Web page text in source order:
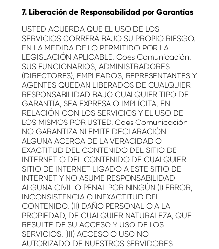
7. Liberación de Responsabilidad por Garantías
USTED ACUERDA QUE EL USO DE LOS
SERVICIOS CORRERÁ BAJO SU PROPIO RIESGO.
EN LA MEDIDA DE LO PERMITIDO POR LA
LEGISLACIÓN APLICABLE, Coes Comunicación,
SUS FUNCIONARIOS, ADMINISTRADORES
(DIRECTORES), EMPLEADOS, REPRESENTANTES Y
AGENTES QUEDAN LIBERADOS DE CUALQUIER
RESPONSABILIDAD BAJO CUALQUIER TIPO DE
GARANTÍA, SEA EXPRESA O IMPLÍCITA, EN
RELACIÓN CON LOS SERVICIOS Y EL USO DE
LOS MISMOS POR USTED. Coes Comunicación
NO GARANTIZA NI EMITE DECLARACIÓN
ALGUNA ACERCA DE LA VERACIDAD O
EXACTITUD DEL CONTENIDO DEL SITIO DE
INTERNET O DEL CONTENIDO DE CUALQUIER
SITIO DE INTERNET LIGADO A ESTE SITIO DE
INTERNET Y NO ASUME RESPONSABILIDAD
ALGUNA CIVIL O PENAL POR NINGÚN (I) ERROR,
INCONSISTENCIA O INEXACTITUD DEL
CONTENIDO, (II) DAÑO PERSONAL O A LA
PROPIEDAD, DE CUALQUIER NATURALEZA, QUE
RESULTE DE SU ACCESO Y USO DE LOS
SERVICIOS, (III) ACCESO O USO NO
AUTORIZADO DE NUESTROS SERVIDORES